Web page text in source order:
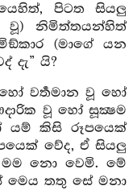
පිටත සියලු
නිමිත්තයන්හිත්
(මාගේ යන
දැ” යි?
වර්‍තමාන වූ හෝ
වූ හෝ සූක්‍ෂම
යම් කිසි රූපයෙක්
වේද, ඒ සියලු
නො වෙමි. මේ
මෙය තතු සේ මනා